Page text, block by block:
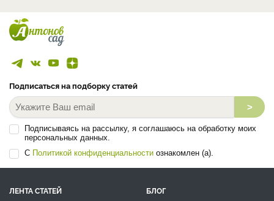
Подписаться на подборку статей
>
Подписываясь на рассылку, я соглашаюсь на обработку моих
персональных данных.
С Политикой конфиденциальности ознакомлен (а).
ЛЕНТА СТАТЕЙ
БЛОГ